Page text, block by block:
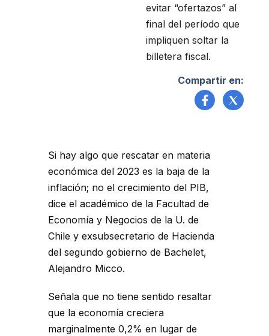
evitar “ofertazos” al
final del período que
impliquen soltar la
billetera fiscal.
Compartir en:
Si hay algo que rescatar en materia
económica del 2023 es la baja de la
inflación; no el crecimiento del PIB,
dice el académico de la Facultad de
Economía y Negocios de la U. de
Chile y exsubsecretario de Hacienda
del segundo gobierno de Bachelet,
Alejandro Micco.
Señala que no tiene sentido resaltar
que la economía creciera
marginalmente 0,2% en lugar de